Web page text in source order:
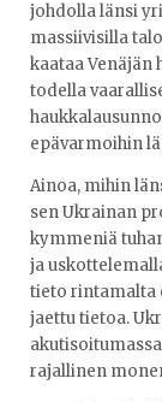
johdolla länsi
massiivisilla
kaataa Venäjän
todella
epävarmoihin
Ainoa, mihin
sen Ukrainan
kymmeniä
ja
tieto rintamalta
jaettu tietoa.
rajallinen